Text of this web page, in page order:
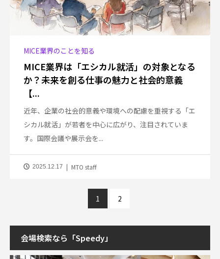
MICE業界のことを知る
MICE業界は「エシカル就活」の対象となる
か？未来を創る仕事の魅力と社会的意義
【...
近年、企業の社会的意義や環境への配慮を重視する「エ
シカル就活」が若者を中心に広がり、注目されていま
す。国際会議や展示会を...
2025.12.17 MTO staff
1 2
会場検索なら「Speedy」